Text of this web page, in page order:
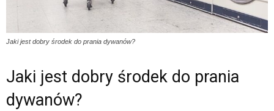
Jaki jest dobry środek do prania dywanów?
Jaki jest dobry środek do prania
dywanów?